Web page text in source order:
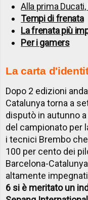
Alla prima
Tempi di frenata
La frenata più
Per i gamers
La carta
Dopo 2 edizioni
Catalunya torna a
disputò in autunno
del campionato per
i tecnici Brembo
100 per cento dei
Barcelona-
altamente
6 si è meritato un